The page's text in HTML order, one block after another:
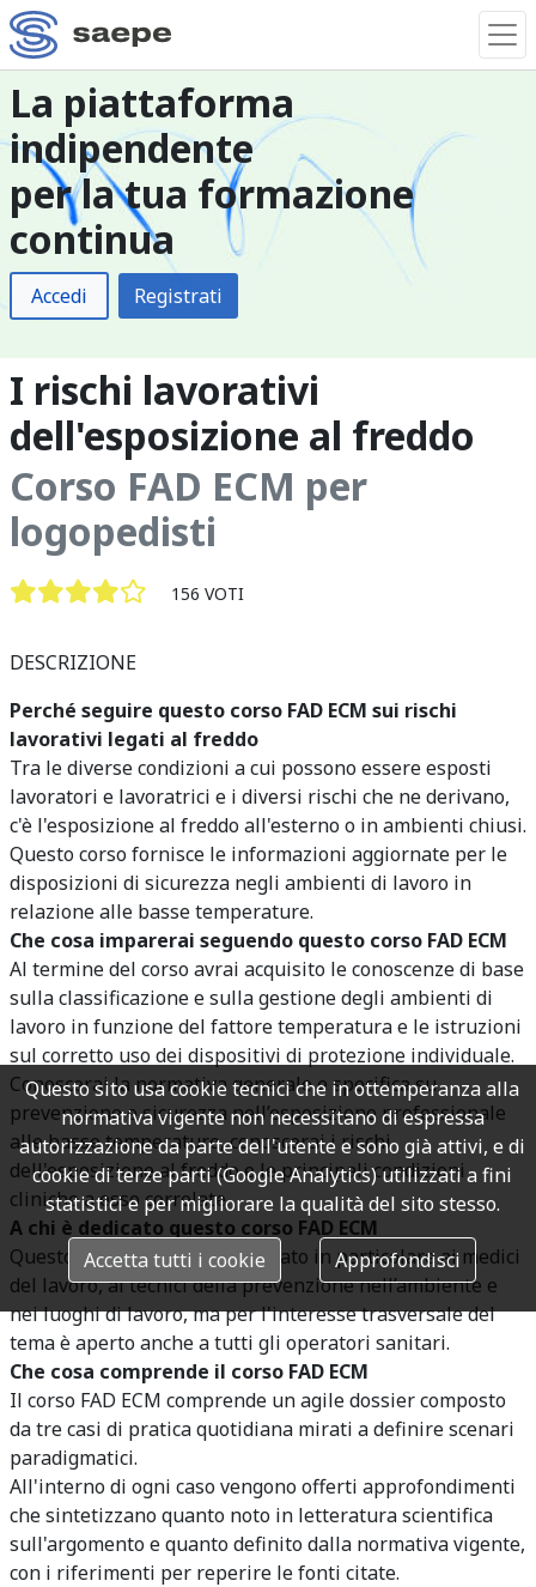
La piattaforma
indipendente
per la tua formazione
continua
Accedi Registrati
I rischi lavorativi
dell'esposizione al freddo
Corso FAD ECM per
logopedisti
156 VOTI
DESCRIZIONE
Perché seguire questo corso FAD ECM sui rischi
lavorativi legati al freddo
Tra le diverse condizioni a cui possono essere esposti
lavoratori e lavoratrici e i diversi rischi che ne derivano,
c'è l'esposizione al freddo all'esterno o in ambienti chiusi.
Questo corso fornisce le informazioni aggiornate per le
disposizioni di sicurezza negli ambienti di lavoro in
relazione alle basse temperature.
Che cosa imparerai seguendo questo corso FAD ECM
Al termine del corso avrai acquisito le conoscenze di base
sulla classificazione e sulla gestione degli ambienti di
lavoro in funzione del fattore temperatura e le istruzioni
sul corretto uso dei dispositivi di protezione individuale.
Conoscerai la normativa generale e specifica su
prevenzione e sicurezza nell’esposizione professionale
alle basse temperature, conoscerai i rischi
dell'esposizione al freddo e le principali condizioni
cliniche a esso correlate.
A chi è dedicato questo corso FAD ECM
Questo corso FAD ECM è dedicato in particolare ai medici
del lavoro, ai tecnici della prevenzione nell’ambiente e
nei luoghi di lavoro, ma per l'interesse trasversale del
tema è aperto anche a tutti gli operatori sanitari.
Che cosa comprende il corso FAD ECM
Il corso FAD ECM comprende un agile dossier composto
da tre casi di pratica quotidiana mirati a definire scenari
paradigmatici.
All'interno di ogni caso vengono offerti approfondimenti
che sintetizzano quanto noto in letteratura scientifica
sull'argomento e quanto definito dalla normativa vigente,
con i riferimenti per reperire le fonti citate.
Questo sito usa cookie tecnici che in ottemperanza alla
normativa vigente non necessitano di espressa
autorizzazione da parte dell'utente e sono già attivi, e di
cookie di terze parti (Google Analytics) utilizzati a fini
statistici e per migliorare la qualità del sito stesso.
Accetta tutti i cookie Approfondisci